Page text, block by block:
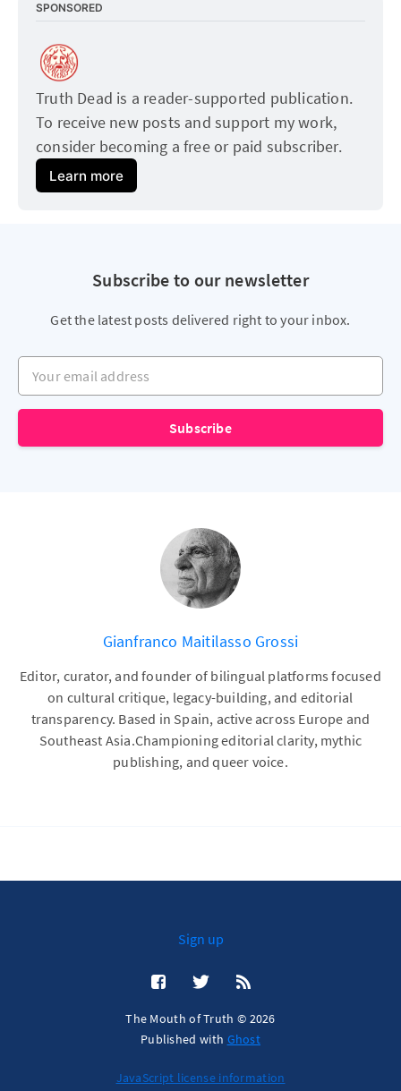
SPONSORED
Truth Dead is a reader-supported publication.
To receive new posts and support my work,
consider becoming a free or paid subscriber.
Learn more
Subscribe to our newsletter
Get the latest posts delivered right to your inbox.
Your email address
Subscribe
Gianfranco Maitilasso Grossi
Editor, curator, and founder of bilingual platforms focused
on cultural critique, legacy-building, and editorial
transparency. Based in Spain, active across Europe and
Southeast Asia.Championing editorial clarity, mythic
publishing, and queer voice.
Sign up
The Mouth of Truth © 2026
Published with Ghost
JavaScript license information